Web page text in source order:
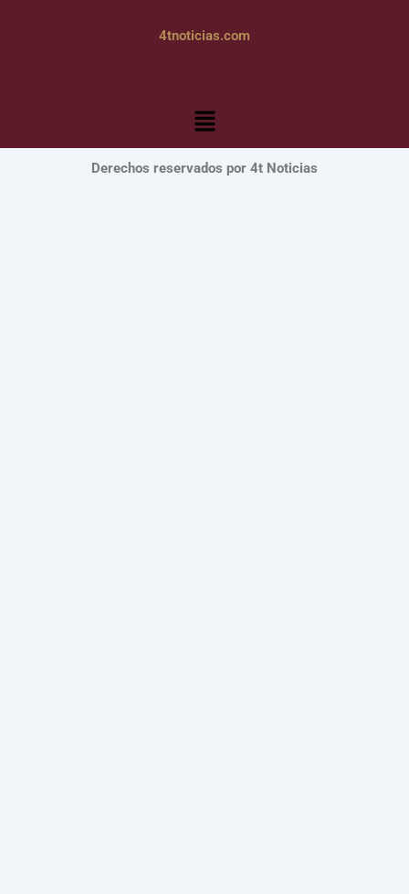
4tnoticias.com
Menú
Derechos reservados por 4t Noticias